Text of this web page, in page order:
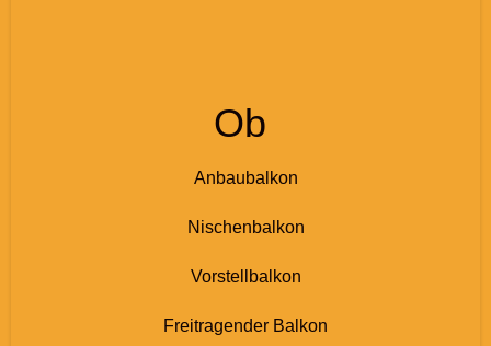
Ob
Anbaubalkon
Nischenbalkon
Vorstellbalkon
Freitragender Balkon